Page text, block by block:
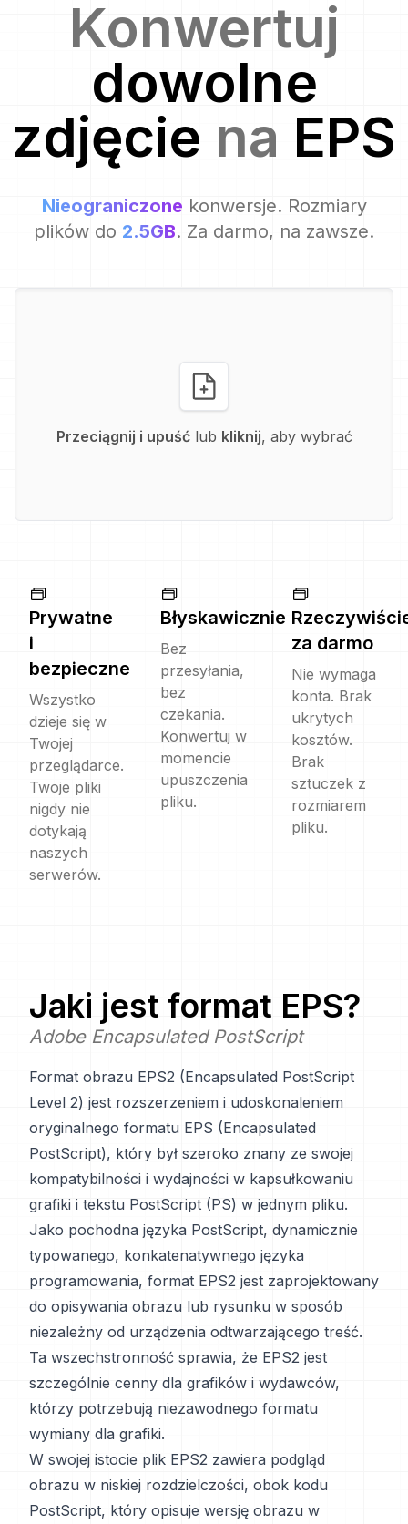
Konwertuj
dowolne
zdjęcie na EPS
Nieograniczone konwersje. Rozmiary
plików do 2.5GB. Za darmo, na zawsze.
Przeciągnij i upuść lub kliknij, aby wybrać
Prywatne
i
bezpieczne
Wszystko
dzieje się w
Twojej
przeglądarce.
Twoje pliki
nigdy nie
dotykają
naszych
serwerów.
Błyskawicznie
Bez
przesyłania,
bez
czekania.
Konwertuj w
momencie
upuszczenia
pliku.
za darmo
Nie wymaga
konta. Brak
ukrytych
kosztów.
Brak
sztuczek z
rozmiarem
pliku.
Jaki jest format EPS?
Adobe Encapsulated PostScript
Format obrazu EPS2 (Encapsulated PostScript
Level 2) jest rozszerzeniem i udoskonaleniem
oryginalnego formatu EPS (Encapsulated
PostScript), który był szeroko znany ze swojej
kompatybilności i wydajności w kapsułkowaniu
grafiki i tekstu PostScript (PS) w jednym pliku.
Jako pochodna języka PostScript, dynamicznie
typowanego, konkatenatywnego języka
programowania, format EPS2 jest zaprojektowany
do opisywania obrazu lub rysunku w sposób
niezależny od urządzenia odtwarzającego treść.
Ta wszechstronność sprawia, że EPS2 jest
szczególnie cenny dla grafików i wydawców,
którzy potrzebują niezawodnego formatu
wymiany dla grafiki.
W swojej istocie plik EPS2 zawiera podgląd
obrazu w niskiej rozdzielczości, obok kodu
PostScript, który opisuje wersję obrazu w